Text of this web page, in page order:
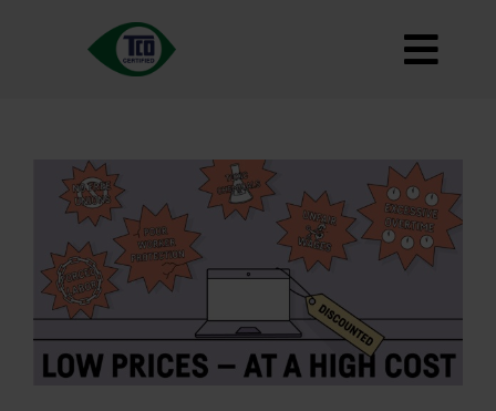
切
導
覽
如何使用
道路地圖
Product Finder
聯繫我們
通訊